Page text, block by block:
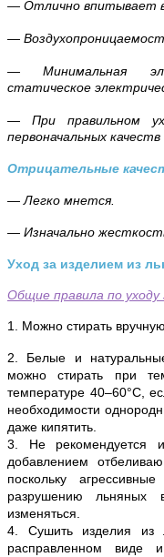
— Отлично впитывает
—
— Минимальная
статическое
— При правильном
первоначальных
Отрицательные
— Легко мнется.
— Изначально
Уход за изделием из
Общие правила по уходу
1. Можно стирать
2. Белые и
можно стирать при
температуре 40–60°С,
необходимости
даже кипятить.
3. Не рекомендуется
добавлением
поскольку
разрушению льняных
изменяться.
4. Сушить изделия из
расправленном виде